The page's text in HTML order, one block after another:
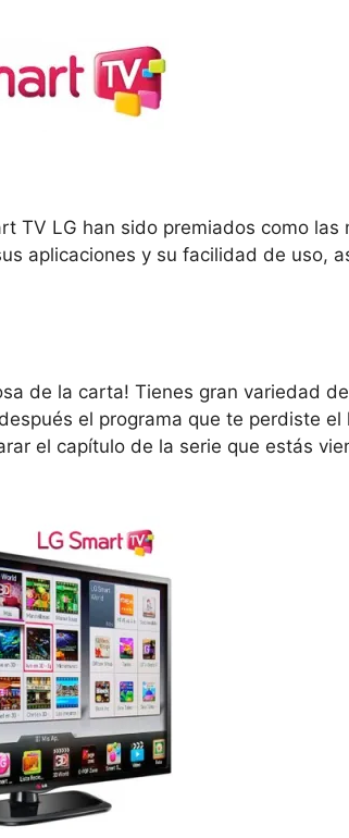
LG han sido premiados como las
aplicaciones y su facilidad de uso,
de la carta! Tienes gran variedad
el programa que te perdiste
el capítulo de la serie que estás